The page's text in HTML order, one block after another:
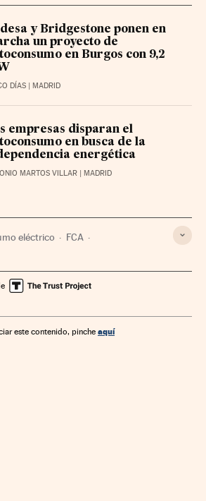
y Bridgestone ponen en
un proyecto de
en Burgos con 9,2
DÍAS | MADRID
empresas disparan el
en busca de la
energética
MARTOS VILLAR | MADRID
eléctrico FCA
automóviles
este contenido, pinche aquí